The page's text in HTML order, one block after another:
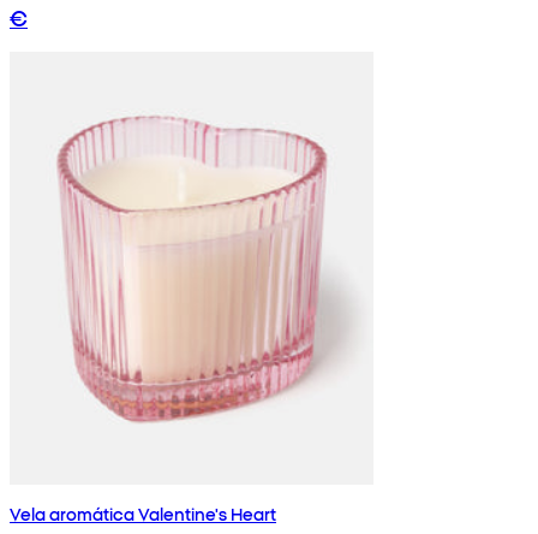
€
Vela aromática Valentine's Heart